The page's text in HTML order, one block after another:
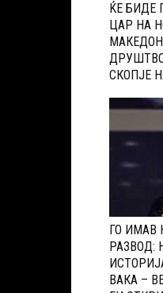
ЌЕ БИДЕ
ЦАР НА
СКОПЈЕ
ГО ИМАВ
РАЗВОД:
ВАКА –